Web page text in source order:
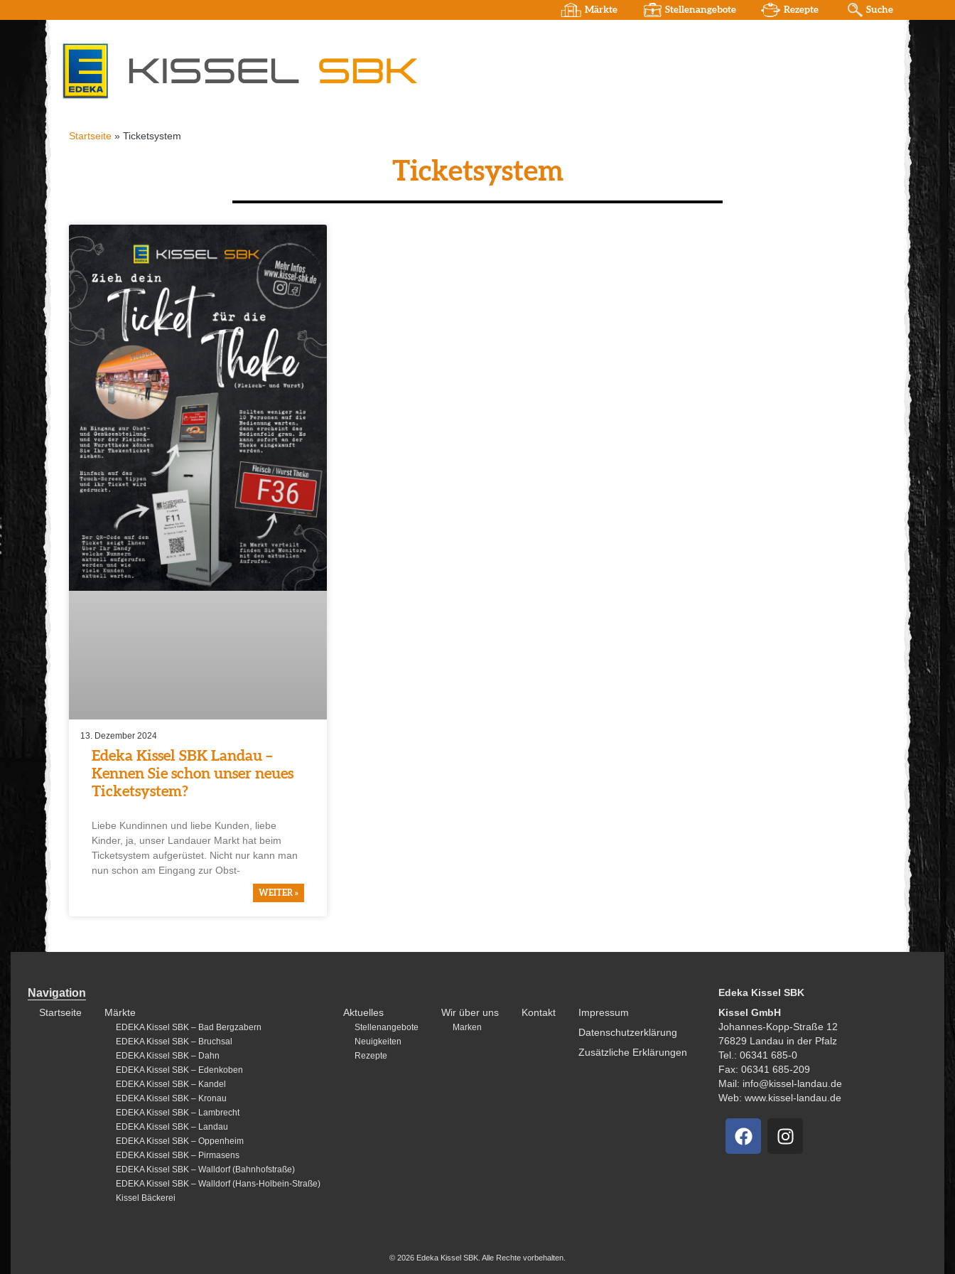
Märkte Stellenangebote Rezepte Suche
Startseite » Ticketsystem
Ticketsystem
Edeka Kissel SBK Landau –
Kennen Sie schon unser neues
Ticketsystem?
Liebe Kundinnen und liebe Kunden, liebe
Kinder, ja, unser Landauer Markt hat beim
Ticketsystem aufgerüstet. Nicht nur kann man
nun schon am Eingang zur Obst-
WEITER »
13. Dezember 2024
Navigation
Startseite Märkte
EDEKA Kissel SBK – Bad Bergzabern
EDEKA Kissel SBK – Bruchsal
EDEKA Kissel SBK – Dahn
EDEKA Kissel SBK – Edenkoben
EDEKA Kissel SBK – Kandel
EDEKA Kissel SBK – Kronau
EDEKA Kissel SBK – Lambrecht
EDEKA Kissel SBK – Landau
EDEKA Kissel SBK – Oppenheim
EDEKA Kissel SBK – Pirmasens
EDEKA Kissel SBK – Walldorf (Bahnhofstraße)
EDEKA Kissel SBK – Walldorf (Hans-Holbein-Straße)
Kissel Bäckerei
Aktuelles
Stellenangebote
Neuigkeiten
Rezepte
Wir über uns
Marken
Kontakt
Impressum
Datenschutzerklärung
Zusätzliche Erklärungen
Edeka Kissel SBK
Kissel GmbH
Johannes-Kopp-Straße 12
76829 Landau in der Pfalz
Tel.: 06341 685-0
Fax: 06341 685-209
Mail: info@kissel-landau.de
Web: www.kissel-landau.de
© 2026 Edeka Kissel SBK. Alle Rechte vorbehalten.